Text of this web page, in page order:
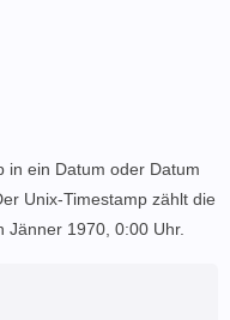
in ein Datum oder Datum
Unix-Timestamp zählt die
1970, 0:00 Uhr.